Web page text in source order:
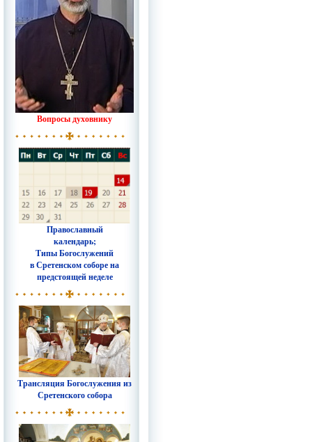
Вопросы духовнику
Православный
календарь;
Типы Богослужений
в Сретенском соборе на
предстоящей неделе
Трансляция Богослужения из
Сретенского собора